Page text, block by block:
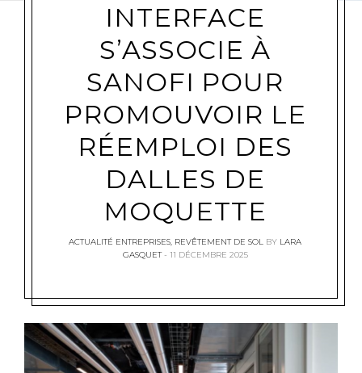
INTERFACE
S’ASSOCIE À
SANOFI POUR
PROMOUVOIR LE
RÉEMPLOI DES
DALLES DE
MOQUETTE
ACTUALITÉ ENTREPRISES, REVÊTEMENT DE SOL BY LARA
GASQUET
11 DÉCEMBRE 2025